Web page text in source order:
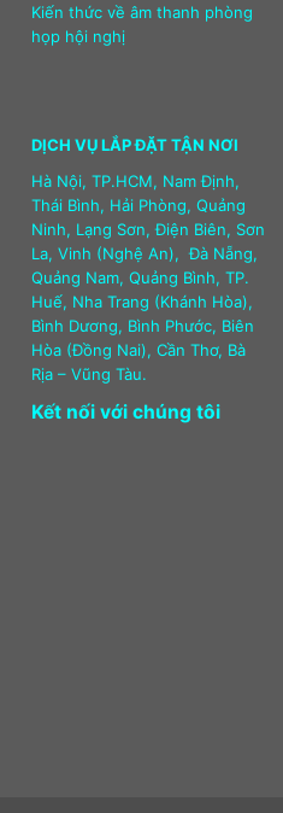
Kiến thức về âm thanh phòng
họp hội nghị
DỊCH VỤ LẮP ĐẶT TẬN NƠI
Hà Nội, TP.HCM, Nam Định,
Thái Bình, Hải Phòng, Quảng
Ninh, Lạng Sơn, Điện Biên, Sơn
La, Vinh (Nghệ An), Đà Nẵng,
Quảng Nam, Quảng Bình, TP.
Huế, Nha Trang (Khánh Hòa),
Bình Dương, Bình Phước, Biên
Hòa (Đồng Nai), Cần Thơ, Bà
Rịa – Vũng Tàu.
Kết nối với chúng tôi